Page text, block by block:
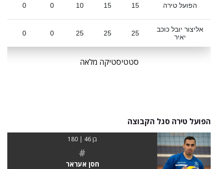
הפועל טירה 15
15
10
0
0
אליצור יובל כוכב
יאיר
25
25
25
0
0
סטטיסטיקה מלאה
הפועל טירה סגל הקבוצה
בן 46 | 180
#
חסן אעראר